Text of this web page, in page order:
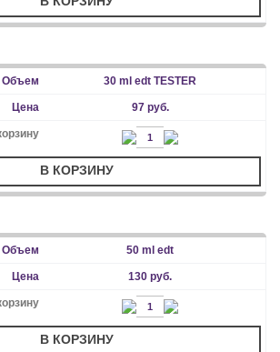
30 ml edt TESTER
97 руб.
В КОРЗИНУ
50 ml edt
130 руб.
В КОРЗИНУ